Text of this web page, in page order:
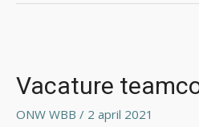
Vacature
ONW WBB / 2 april 2021